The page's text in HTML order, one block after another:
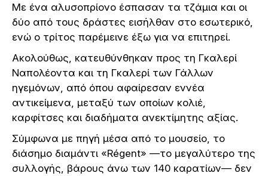
Με ένα αλυσοπρίονο έσπασαν τα τζάμια και οι
δύο από τους δράστες εισήλθαν στο εσωτερικό,
ενώ ο τρίτος παρέμεινε έξω για να επιτηρεί.
Ακολούθως, κατευθύνθηκαν προς τη Γκαλερί
Ναπολέοντα και τη Γκαλερί των Γάλλων
ηγεμόνων, από όπου αφαίρεσαν εννέα
αντικείμενα, μεταξύ των οποίων κολιέ,
καρφίτσες και διαδήματα ανεκτίμητης αξίας.
Σύμφωνα με πηγή μέσα από το μουσείο, το
διάσημο διαμάντι «Régent» —το μεγαλύτερο της
συλλογής, βάρους άνω των 140 καρατίων— δεν